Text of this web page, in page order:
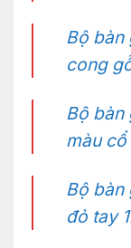
Bộ bàn
cong
Bộ bàn
màu cổ
Bộ bàn
đỏ tay